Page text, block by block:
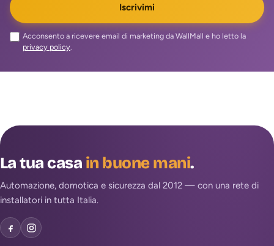
Iscrivimi
Acconsento a ricevere email di marketing da WallMall e ho letto la
privacy policy.
La tua casain buone mani.
Automazione, domotica e sicurezza dal 2012 — con una rete di
installatori in tutta Italia.